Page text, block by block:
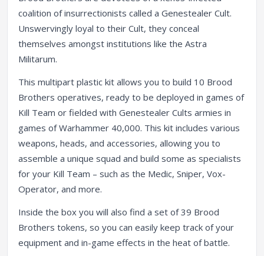
coalition of insurrectionists called a Genestealer Cult.
Unswervingly loyal to their Cult, they conceal
themselves amongst institutions like the Astra
Militarum.
This multipart plastic kit allows you to build 10 Brood
Brothers operatives, ready to be deployed in games of
Kill Team or fielded with Genestealer Cults armies in
games of Warhammer 40,000. This kit includes various
weapons, heads, and accessories, allowing you to
assemble a unique squad and build some as specialists
for your Kill Team – such as the Medic, Sniper, Vox-
Operator, and more.
Inside the box you will also find a set of 39 Brood
Brothers tokens, so you can easily keep track of your
equipment and in-game effects in the heat of battle.